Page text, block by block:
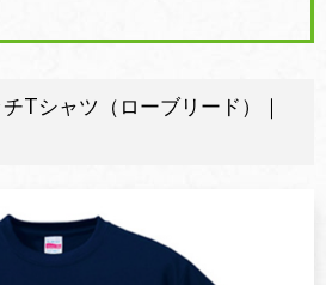
Tシャツ（ローブリード）｜